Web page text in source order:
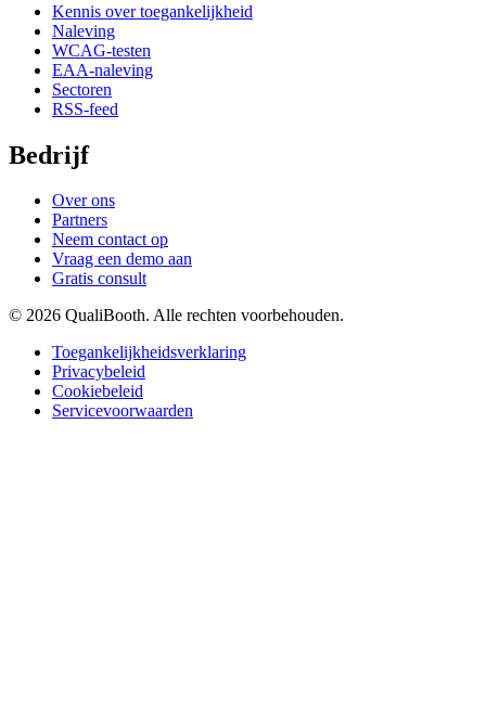
Kennis over toegankelijkheid
Naleving
WCAG-testen
EAA-naleving
Sectoren
RSS-feed
Bedrijf
Over ons
Partners
Neem contact op
Vraag een demo aan
Gratis consult
© 2026 QualiBooth. Alle rechten voorbehouden.
Toegankelijkheidsverklaring
Privacybeleid
Cookiebeleid
Servicevoorwaarden